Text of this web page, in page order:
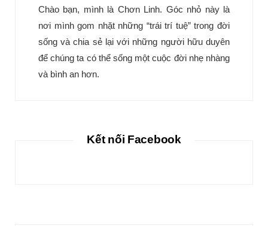
Chào bạn, mình là Chơn Linh. Góc nhỏ này là
nơi mình gom nhặt những “trái trí tuệ” trong đời
sống và chia sẻ lại với những người hữu duyên
để chúng ta có thể sống một cuộc đời nhẹ nhàng
và bình an hơn.
Kết nối Facebook